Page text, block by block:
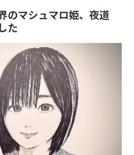
のマシュマロ姫、夜道
た